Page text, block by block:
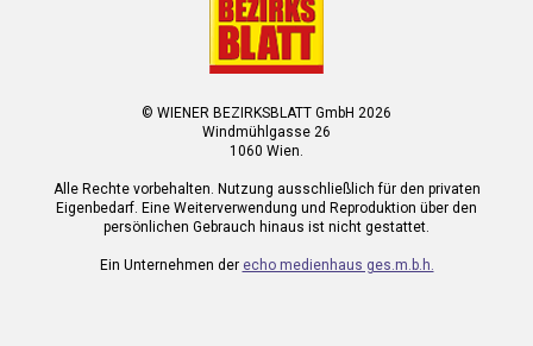
© WIENER BEZIRKSBLATT GmbH 2026
Windmühlgasse 26
1060 Wien.
Alle Rechte vorbehalten. Nutzung ausschließlich für den privaten
Eigenbedarf. Eine Weiterverwendung und Reproduktion über den
persönlichen Gebrauch hinaus ist nicht gestattet.
Ein Unternehmen der echo medienhaus ges.m.b.h.